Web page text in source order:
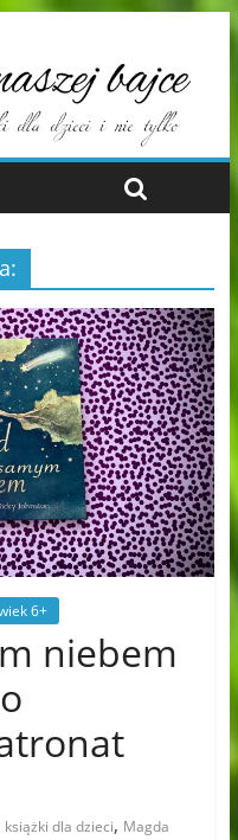
6+
niebem
książki dla dzieci, Magda